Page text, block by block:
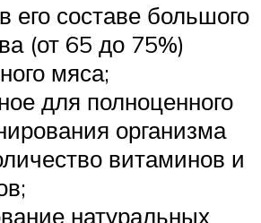
его составе большого
(от 65 до 75%)
мяса;
для полноценного
организма
витаминов и
натуральных